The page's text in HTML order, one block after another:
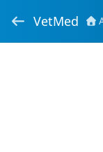
VetMed